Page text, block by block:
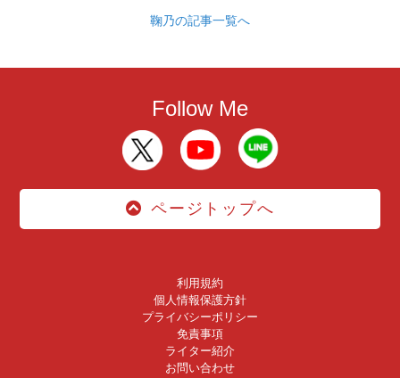
鞠乃の記事一覧へ
Follow Me
ページトップへ
利用規約
個人情報保護方針
プライバシーポリシー
免責事項
ライター紹介
お問い合わせ